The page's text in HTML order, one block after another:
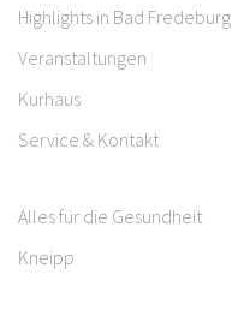
Highlights in Bad Fredeburg
Veranstaltungen
Kurhaus
Service & Kontakt
Alles für die Gesundheit
Kneipp